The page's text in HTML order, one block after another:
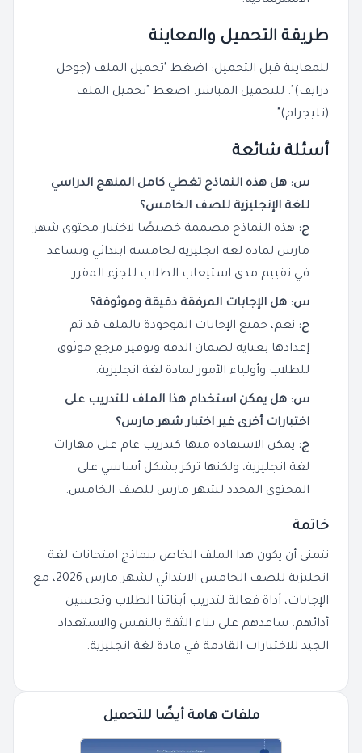
طريقة التحميل والمعاينة
للمعاينة قبل التحميل: اضغط "تحميل الملف (جوجل
درايف)". للتحميل المباشر: اضغط "تحميل الملف
(تليجرام)".
أسئلة شائعة
س: هل هذه النماذج تغطي كامل المنهج الدراسي
للغة الإنجليزية للصف الخامس؟
ج: هذه النماذج مصممة خصيصًا لاختبار محتوى شهر
مارس لمادة لغة انجليزية لخامسة ابتدائي وتساعد
في تقييم مدى استيعاب الطلاب للجزء المقرر.
س: هل الإجابات المرفقة دقيقة وموثوقة؟
ج: نعم، جميع الإجابات الموجودة بالملف قد تم
إعدادها بعناية لضمان الدقة وتوفير مرجع موثوق
للطلاب وأولياء الأمور لمادة لغة انجليزية.
س: هل يمكن استخدام هذا الملف للتدريب على
اختبارات أخرى غير اختبار شهر مارس؟
ج: يمكن الاستفادة منها كتدريب عام على مهارات
لغة انجليزية، ولكنها تركز بشكل أساسي على
المحتوى المحدد لشهر مارس للصف الخامس.
خاتمة
نتمنى أن يكون هذا الملف الخاص بنماذج امتحانات لغة
انجليزية للصف الخامس الابتدائي لشهر مارس 2026، مع
الإجابات، أداة فعالة لتدريب أبنائنا الطلاب وتحسين
أدائهم. ساعدهم على بناء الثقة بالنفس والاستعداد
الجيد للاختبارات القادمة في مادة لغة انجليزية.
ملفات هامة أيضًا للتحميل